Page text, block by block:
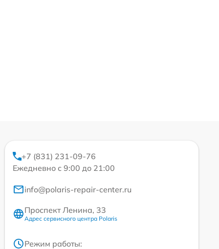
+7 (831) 231-09-76
Ежедневно с 9:00 до 21:00
info@polaris-repair-center.ru
Проспект Ленина, 33
Адрес сервисного центра Polaris
Режим работы: